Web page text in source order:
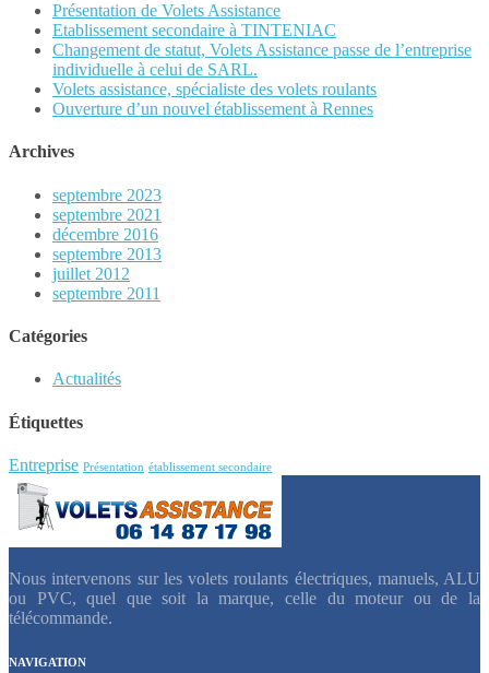
Présentation de Volets Assistance
Etablissement secondaire à TINTENIAC
Changement de statut, Volets Assistance passe de l’entreprise
individuelle à celui de SARL.
Volets assistance, spécialiste des volets roulants
Ouverture d’un nouvel établissement à Rennes
Archives
septembre 2023
septembre 2021
décembre 2016
septembre 2013
juillet 2012
septembre 2011
Catégories
Actualités
Étiquettes
Entreprise Présentation établissement secondaire
Nous intervenons sur les volets roulants électriques, manuels, ALU
ou PVC, quel que soit la marque, celle du moteur ou de la
télécommande.
NAVIGATION